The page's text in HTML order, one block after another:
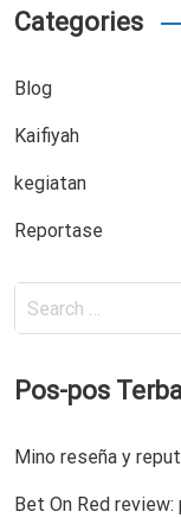
Categories
Blog
Kaifiyah
kegiatan
Reportase
Search
for:
Pos-pos
Mino reseña y
Bet On Red